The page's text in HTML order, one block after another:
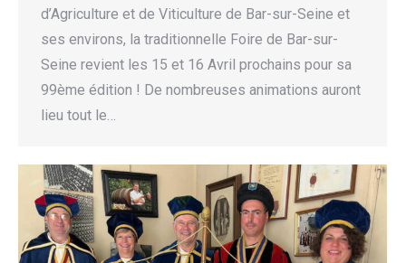
d’Agriculture et de Viticulture de Bar-sur-Seine et
ses environs, la traditionnelle Foire de Bar-sur-
Seine revient les 15 et 16 Avril prochains pour sa
99ème édition ! De nombreuses animations auront
lieu tout le…